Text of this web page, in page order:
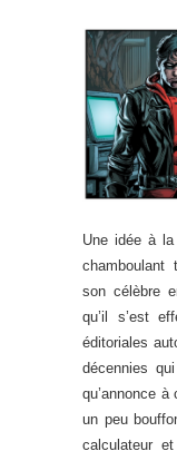
Une idée à
chamboulant
son célèbre
qu’il s’est
éditoriales
décennies
qu’annonce
un peu
calculateur